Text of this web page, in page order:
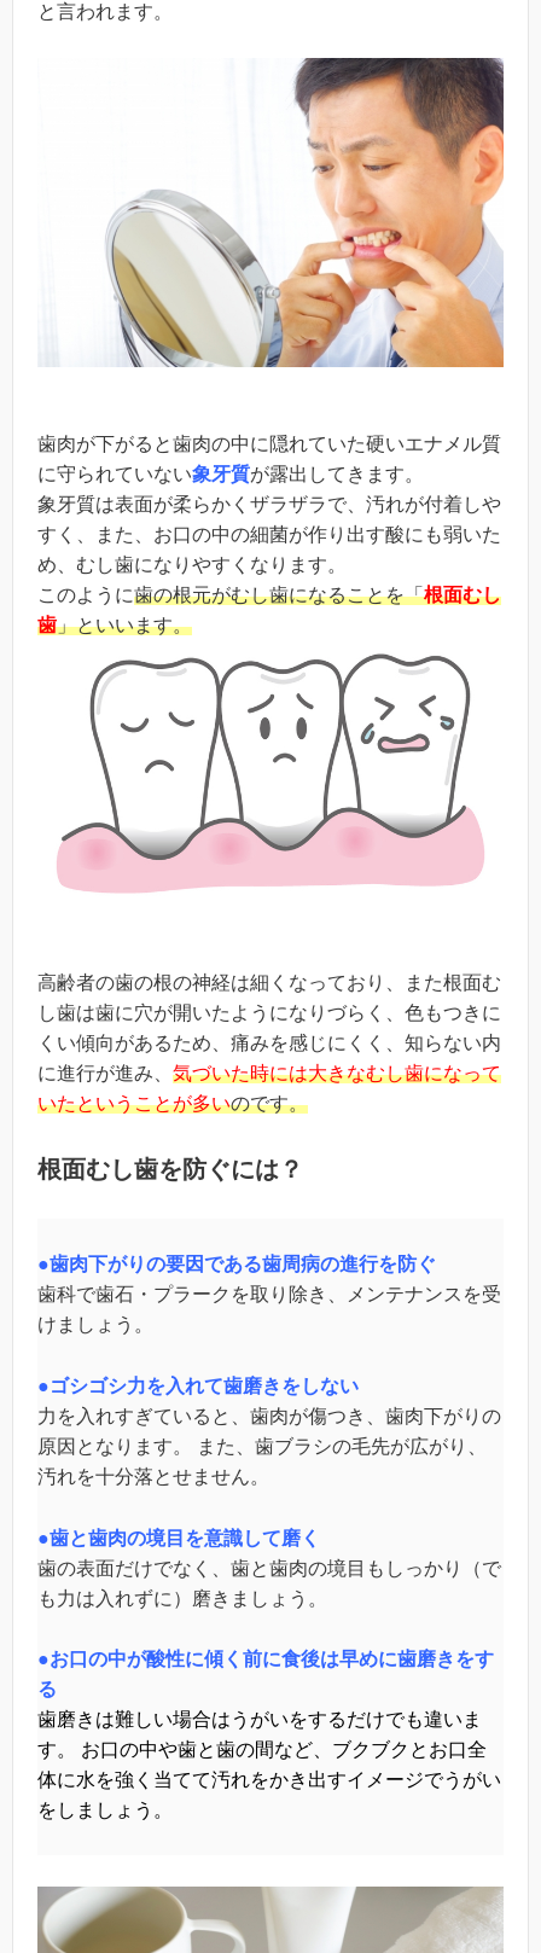
と言われます。
歯肉が下がると歯肉の中に隠れていた硬いエナメル質
に守られていない象牙質が露出 してきます。
象牙質は表面が柔らかくザラザラで、汚れが付着しや
すく、また、お口の中の細菌が作り出す酸にも弱いた
め、むし歯になりやすくなります。
このように歯の根元がむし歯になることを「根面むし
歯」といいます。
高齢者の歯の根の神経は細くなっており、また根面む
し歯は歯に穴が開いたようになりづらく、色もつきに
くい傾向があるため、痛みを感じにくく、知らない内
に進行が進み、 気づいた時には大きなむし歯になって
いたということが多いのです。
根面むし歯を防ぐには？
●歯肉下がりの要因である歯周病の進行を防ぐ
歯科で歯石・プラークを取り除き、メンテナンスを受
けましょう。
●ゴシゴシ力を入れて歯磨きをしない
力を入れすぎていると、歯肉が傷つき、歯肉下がりの
原因となります。 また、歯ブラシの毛先が広がり、
汚れを十分落とせません。
●歯と歯肉の境目を意識して磨く
歯の表面だけでなく、歯と歯肉の境目もしっかり（で
も力は入れずに）磨きましょう。
●お口の中が酸性に傾く前に食後は早めに歯磨きをす
る
歯磨きは難しい場合はうがいをするだけでも違いま
す。 お口の中や歯と歯の間など、ブクブクとお口全
体に水を強く当てて汚れをかき出すイメージでうがい
をしましょう。